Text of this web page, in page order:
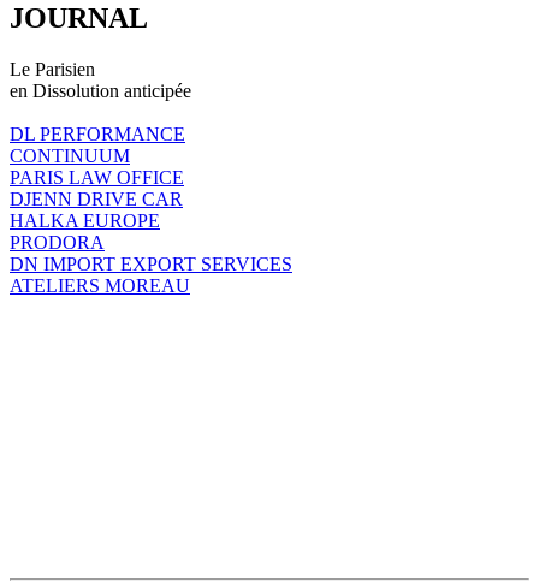
JOURNAL
Le Parisien
en Dissolution anticipée
DL PERFORMANCE
CONTINUUM
PARIS LAW OFFICE
DJENN DRIVE CAR
HALKA EUROPE
PRODORA
DN IMPORT EXPORT SERVICES
ATELIERS MOREAU